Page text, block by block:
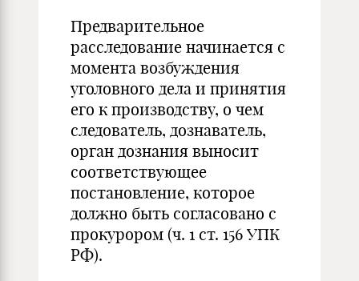
Предварительное
расследование начинается с
момента возбуждения
уголовного дела и принятия
его к производству, о чем
следователь, дознаватель,
орган дознания выносит
соответствующее
постановление, которое
должно быть согласовано с
прокурором (ч. 1 ст. 156 УПК
РФ).